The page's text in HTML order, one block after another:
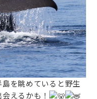
を眺めていると野生
えるかも！